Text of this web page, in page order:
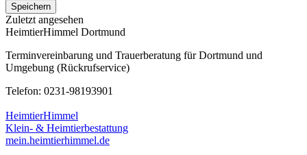
Speichern
Zuletzt angesehen
HeimtierHimmel Dortmund
Terminvereinbarung und Trauerberatung für Dortmund und
Umgebung (Rückrufservice)
Telefon: 0231-98193901
HeimtierHimmel
Klein- & Heimtierbestattung
mein.heimtierhimmel.de